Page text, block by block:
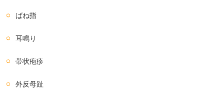
ばね指
耳鳴り
帯状疱疹
外反母趾